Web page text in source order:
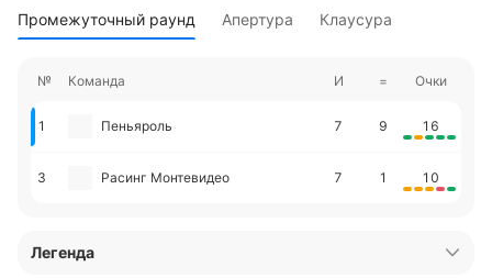
Промежуточный раунд Апертура Клаусура
№ Команда И = Очки
1 Пеньяроль 7 9 16
3 Расинг Монтевидео 7 1 10
Легенда